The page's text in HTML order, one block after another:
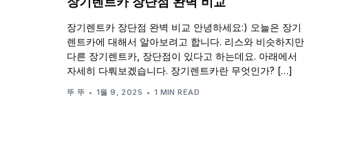
장기렌트카 장단점 완벽 비교 안녕하세요:) 오늘은 장기
렌트카에 대해서 알아보려고 합니다. 리스와 비슷하지만
다른 장기렌트카, 장단점이 있다고 하는데요. 아래에서
자세히 다뤄보겠습니다. 장기렌트카란 무엇인가? […]
뚜 뚜 1월 9, 2025 1 MIN READ